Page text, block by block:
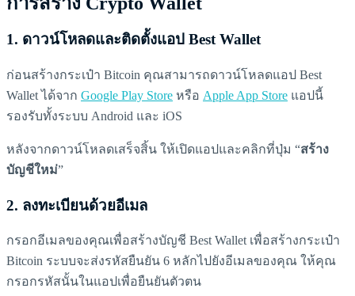
1. ดาวน์โหลดและติดตั้งแอป Best Wallet
ก่อนสร้างกระเป๋า Bitcoin คุณสามารถดาวน์โหลดแอป Best
Wallet ได้จาก Google Play Store หรือ Apple App Store แอปนี้
รองรับทั้งระบบ Android และ iOS
หลังจากดาวน์โหลดเสร็จสิ้น ให้เปิดแอปและคลิกที่ปุ่ม “สร้าง
บัญชีใหม่”
2. ลงทะเบียนด้วยอีเมล
กรอกอีเมลของคุณเพื่อสร้างบัญชี Best Wallet เพื่อสร้างกระเป๋า
Bitcoin ระบบจะส่งรหัสยืนยัน 6 หลักไปยังอีเมลของคุณ ให้คุณ
กรอกรหัสนั้นในแอปเพื่อยืนยันตัวตน